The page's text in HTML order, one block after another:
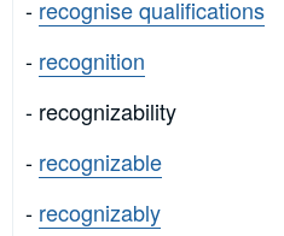
- recognise qualifications
- recognition
- recognizability
- recognizable
- recognizably